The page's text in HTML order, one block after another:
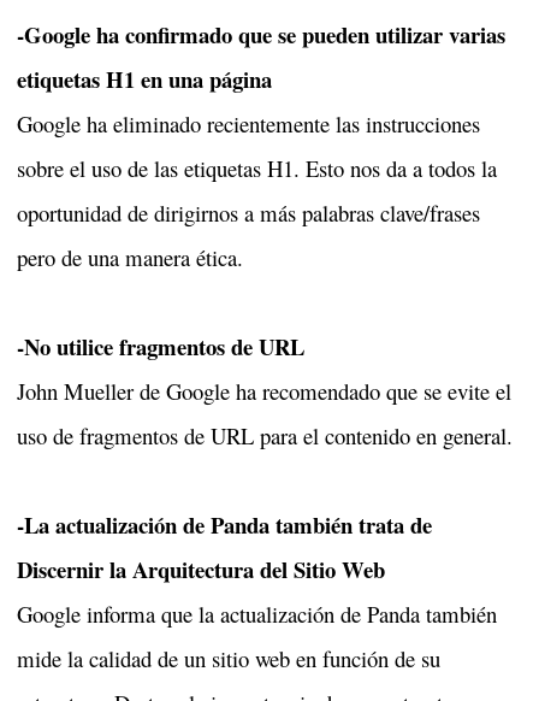
-Google ha confirmado que se pueden utilizar varias
etiquetas H1 en una página
Google ha eliminado recientemente las instrucciones
sobre el uso de las etiquetas H1. Esto nos da a todos la
oportunidad de dirigirnos a más palabras clave/frases
pero de una manera ética.
-No utilice fragmentos de URL
John Mueller de Google ha recomendado que se evite el
uso de fragmentos de URL para el contenido en general.
-La actualización de Panda también trata de
Discernir la Arquitectura del Sitio Web
Google informa que la actualización de Panda también
mide la calidad de un sitio web en función de su